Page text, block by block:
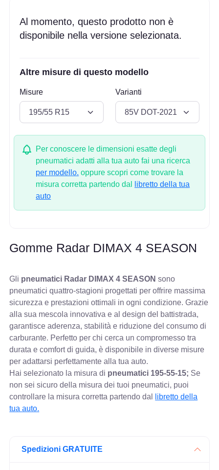
Al momento, questo prodotto non è
disponibile nella versione selezionata.
Altre misure di questo modello
Misure Varianti
Per conoscere le dimensioni esatte degli
pneumatici adatti alla tua auto fai una ricerca
per modello. oppure scopri come trovare la
misura corretta partendo dal
libretto della tua
auto
Gomme Radar DIMAX 4 SEASON
Gli pneumatici Radar DIMAX 4 SEASON sono
pneumatici quattro-stagioni progettati per offrire massima
sicurezza e prestazioni ottimali in ogni condizione. Grazie
alla sua mescola innovativa e al design del battistrada,
garantisce aderenza, stabilità e riduzione del consumo di
carburante. Perfetto per chi cerca un compromesso tra
durata e comfort di guida, è disponibile in diverse misure
per adattarsi perfettamente alla tua auto.
Hai selezionato la misura di pneumatici 195-55-15; Se
non sei sicuro della misura dei tuoi pneumatici, puoi
controllare la misura corretta partendo dal
libretto della
tua auto.
Spedizioni GRATUITE